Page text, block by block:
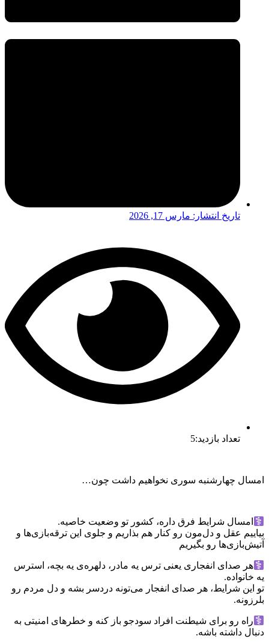
تاریخ انتشار: مارس 17, 2026
تعداد بازدید:5
امسال چهارشنبه سوری نخواهیم داشت چون…
امسال شرایط فرق داره، کشور تو وضعیت خاصیه.
بیاییم عقل و دل‌مون رو کنار هم بذاریم و جلوی این ترقه‌بازی‌ها و
آتیش‌بازی‌ها رو بگیریم
هر صدای انفجاری یعنی ترس یه مادر، دلهره‌ی یه بچه، استرس
یه خانواده.
تو این شرایط، هر صدای انفجار می‌تونه دردسر بشه و دل مردم رو
بلرزونه.
راه رو برای شیطنت افراد سودجو باز کنه و خطرهای امنیتی به
دنبال داشته باشه.